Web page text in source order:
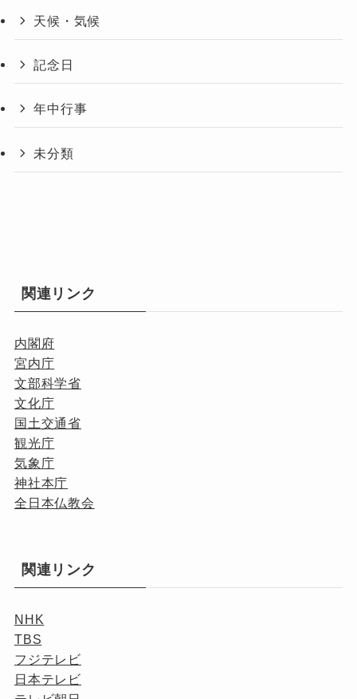
天候・気候
記念日
年中行事
未分類
関連リンク
内閣府
宮内庁
文部科学省
文化庁
国土交通省
観光庁
気象庁
神社本庁
全日本仏教会
関連リンク
NHK
TBS
フジテレビ
日本テレビ